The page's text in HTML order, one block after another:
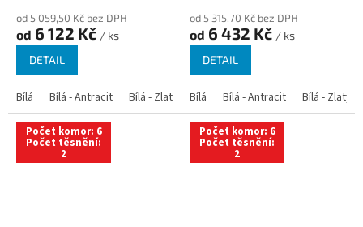
od 5 059,50 Kč bez DPH
od 6 122 Kč / ks
DETAIL
Bílá Bílá - Antracit Bílá - Zlatý dub Bílá - Tmavý dub Bílá -
od 5 315,70 Kč bez DPH
od 6 432 Kč / ks
DETAIL
Bílá Bílá - Antracit Bílá - Zlatý
Počet komor: 6
Počet těsnění:
2
Počet komor: 6
Počet těsnění:
2